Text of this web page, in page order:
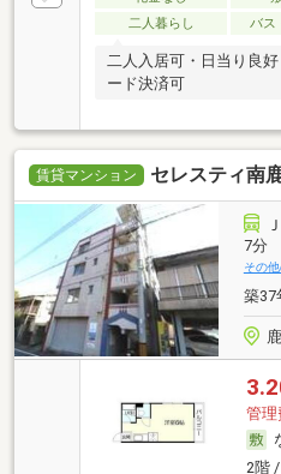
二人暮らし
バス
二人入居可・日当り良
ード決済可
賃貸マンション セレスティ南
7分
その
築37
管理
2階